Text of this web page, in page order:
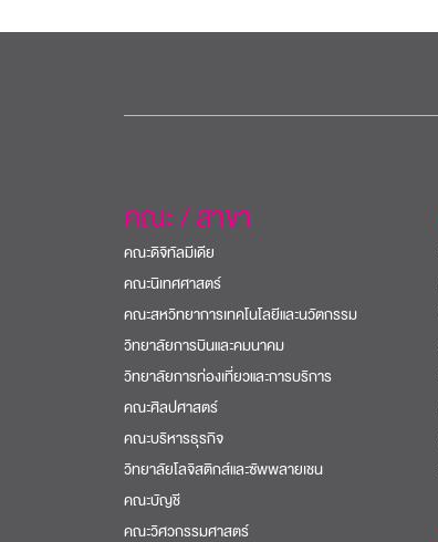
คณะ / สาขา
คณะดิจิทัลมีเดีย
คณะนิเทศศาสตร์
คณะสหวิทยาการเทคโนโลยีและนวัตกรรม
วิทยาลัยการบินและคมนาคม
วิทยาลัยการท่องเที่ยวและการบริการ
คณะศิลปศาสตร์
คณะบริหารธุรกิจ
วิทยาลัยโลจิสติกส์และซัพพลายเชน
คณะบัญชี
คณะวิศวกรรมศาสตร์